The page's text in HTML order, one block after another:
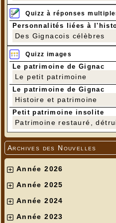
Quizz à réponses
Personnalités liées à
Des Gignacois célèbres
Quizz images
Le patrimoine de Gignac
Le petit patrimoine
Le patrimoine de Gignac
Histoire et patrimoine
Petit patrimoine insolite
Patrimoine restauré,
Archives des Nouvelles
Année 2026
Année 2025
Année 2024
Année 2023